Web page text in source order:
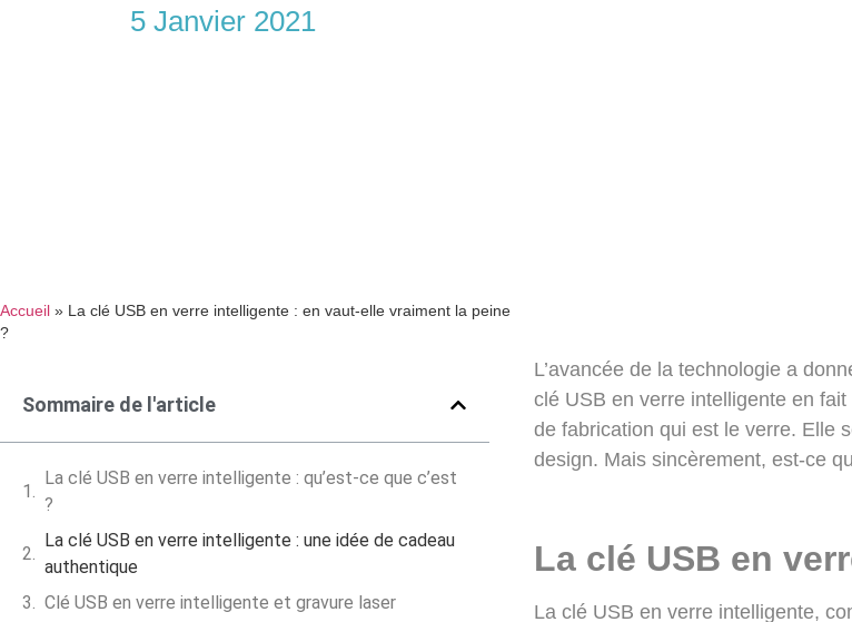
5 Janvier 2021
Accueil » La clé USB en verre intelligente : en vaut-elle vraiment la peine
?
Sommaire de l'article
La clé USB en verre intelligente : qu’est-ce que c’est
?
La clé USB en verre intelligente : une idée de cadeau
authentique
Clé USB en verre intelligente et gravure laser
L’avancée de la technologie a
clé USB en verre intelligente en
de fabrication qui est le verre. Elle
design. Mais sincèrement, est-ce
La clé USB en
La clé USB en verre intelligente,